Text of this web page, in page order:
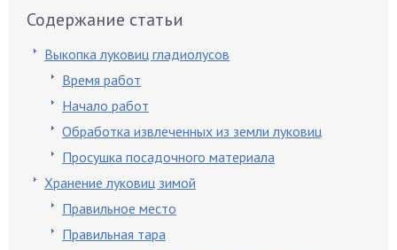
Содержание статьи
Выкопка луковиц гладиолусов
Время работ
Начало работ
Обработка извлеченных из земли луковиц
Просушка посадочного материала
Хранение луковиц зимой
Правильное место
Правильная тара